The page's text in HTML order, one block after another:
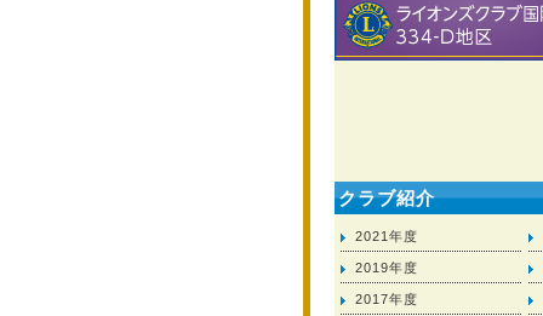
クラブ紹介
2021年度
2019年度
2017年度